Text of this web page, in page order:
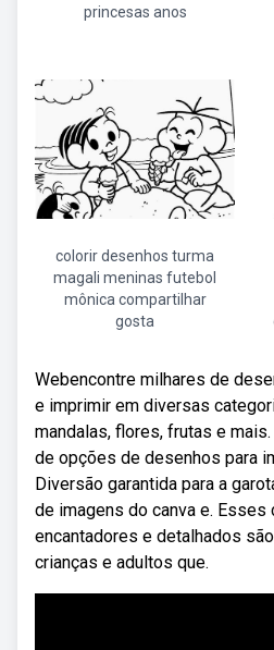
princesas anos
colorir desenhos turma
magali meninas futebol
mônica compartilhar
gosta
Webencontre milhares de
e imprimir em diversas
mandalas, flores, frutas e
de opções de desenhos para
Diversão garantida para a
de imagens do canva e. Esses
encantadores e detalhados
crianças e adultos que.